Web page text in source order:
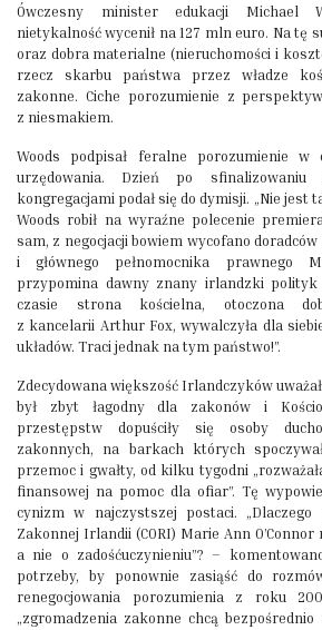
Ówczesny minister edukacji Michael
nietykalność wycenił na 127 mln euro. Na tę
oraz dobra materialne (nieruchomości i
rzecz skarbu państwa przez władze
zakonne. Ciche porozumienie z
z niesmakiem.
Woods podpisał feralne porozumienie w
urzędowania. Dzień po
kongregacjami podał się do dymisji. „Nie jest
Woods robił na wyraźne polecenie
sam, z negocjacji bowiem wycofano
i głównego pełnomocnika prawnego
przypomina dawny znany irlandzki
czasie strona kościelna, otoczona
z kancelarii Arthur Fox, wywalczyła dla
układów. Traci jednak na tym państwo!”.
Zdecydowana większość Irlandczyków
był zbyt łagodny dla zakonów i
przestępstw dopuściły się osoby
zakonnych, na barkach których
przemoc i gwałty, od kilku tygodni
finansowej na pomoc dla ofiar”. Tę
cynizm w najczystszej postaci. „Dlaczego
Zakonnej Irlandii (CORI) Marie Ann
a nie o zadośćuczynieniu”? –
potrzeby, by ponownie zasiąść do
renegocjowania porozumienia z roku
„zgromadzenia zakonne chcą